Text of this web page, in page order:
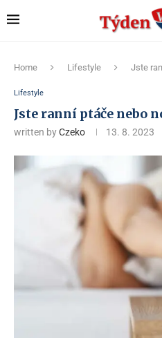
Home Lifestyle Jste
Lifestyle
Jste ranní ptáče nebo
written byCzeko 13. 8. 2023